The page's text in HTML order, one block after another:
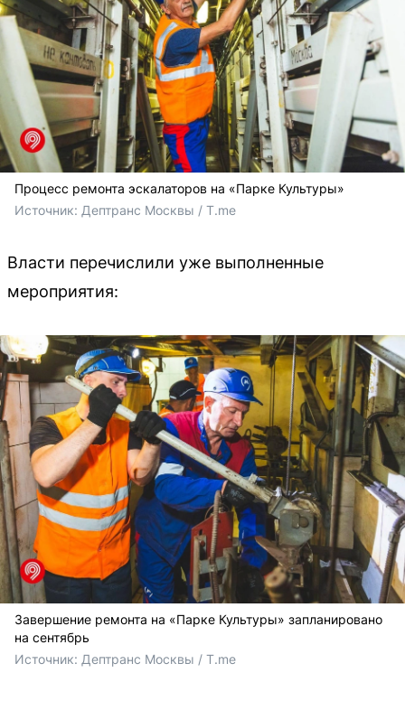
Процесс ремонта эскалаторов на «Парке Культуры»
Источник: Дептранс Москвы / T.me
Власти перечислили уже выполненные
мероприятия:
Завершение ремонта на «Парке Культуры» запланировано
на сентябрь
Источник: Дептранс Москвы / T.me